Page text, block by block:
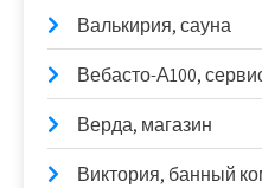
Валькирия, сауна
Вебасто-А100,
Верда, магазин
Виктория, банный